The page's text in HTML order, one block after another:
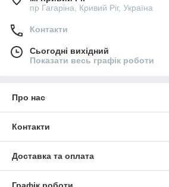
пр Гагаріна, Кривий Ріг, Україна
Контакти
Сьогодні вихідний
Показати весь графік роботи
Про нас
Контакти
Доставка та оплата